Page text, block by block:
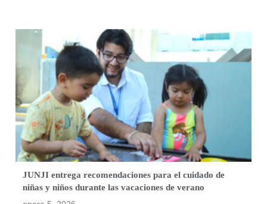
JUNJI entrega recomendaciones para el cuidado de
niñas y niños durante las vacaciones de verano